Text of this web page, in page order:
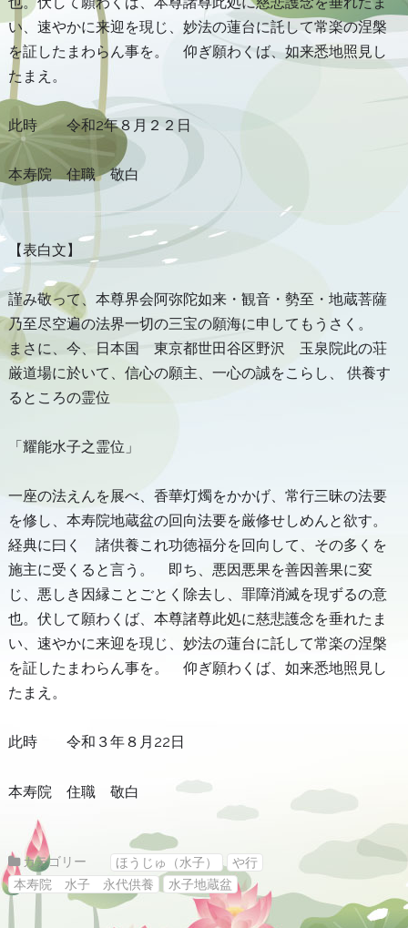
い、速やかに来迎を現じ、妙法の蓮台に託して常楽の涅槃
を証したまわらん事を。 仰ぎ願わくば、如来悉地照見し
たまえ。
此時 令和2年８月２２日
本寿院 住職 敬白
【表白文】
謹み敬って、本尊界会阿弥陀如来・観音・勢至・地蔵菩薩
乃至尽空遍の法界一切の三宝の願海に申してもうさく。
まさに、今、日本国 東京都世田谷区野沢 玉泉院此の荘
厳道場に於いて、信心の願主、一心の誠をこらし、 供養す
るところの霊位
「耀能水子之霊位」
一座の法えんを展べ、香華灯燭をかかげ、常行三昧の法要
を修し、本寿院地蔵盆の回向法要を厳修せしめんと欲す。
経典に曰く 諸供養これ功徳福分を回向して、その多くを
施主に受くると言う。 即ち、悪因悪果を善因善果に変
じ、悪しき因縁ことごとく除去し、罪障消滅を現ずるの意
也。伏して願わくば、本尊諸尊此処に慈悲護念を垂れたま
い、速やかに来迎を現じ、妙法の蓮台に託して常楽の涅槃
を証したまわらん事を。 仰ぎ願わくば、如来悉地照見し
たまえ。
此時 令和３年８月22日
本寿院 住職 敬白
カテゴリー ほうじゅ（水子）
や行
本寿院 水子 永代供養
水子地蔵盆